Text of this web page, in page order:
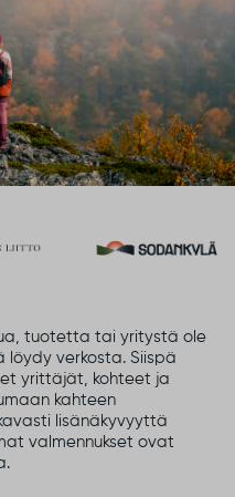
tuotetta tai yritystä ole
löydy verkosta. Siispä
yrittäjät, kohteet ja
kahteen
lisänäkyvyyttä
valmennukset ovat